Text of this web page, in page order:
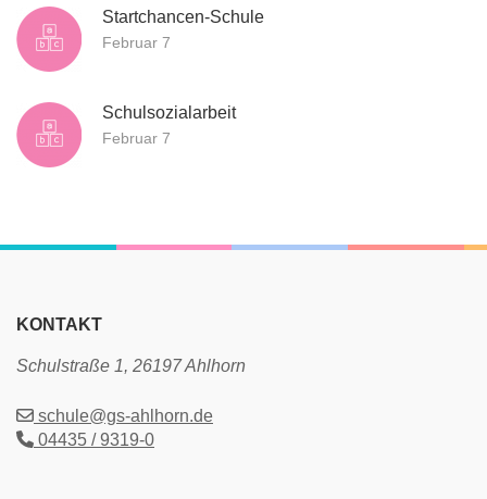
Startchancen-Schule
Februar 7
Schulsozialarbeit
Februar 7
KONTAKT
Schulstraße 1, 26197 Ahlhorn
schule@gs-ahlhorn.de
04435 / 9319-0